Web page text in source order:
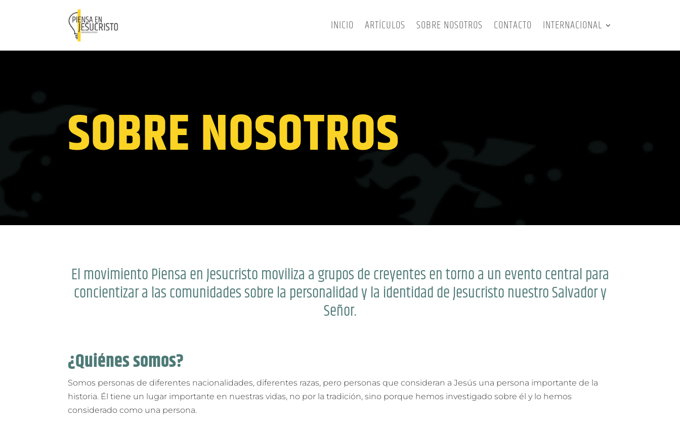
INICIO ARTÍCULOS SOBRE NOSOTROS CONTACTO INTERNACIONAL
SOBRE NOSOTROS
El movimiento Piensa en Jesucristo moviliza a grupos de creyentes en torno a un evento central para
concientizar a las comunidades sobre la personalidad y la identidad de Jesucristo nuestro Salvador y
Señor.
¿Quiénes somos?
Somos personas de diferentes nacionalidades, diferentes razas, pero personas que consideran a Jesús una persona importante de la
historia. Él tiene un lugar importante en nuestras vidas, no por la tradición, sino porque hemos investigado sobre él y lo hemos
considerado como una persona.